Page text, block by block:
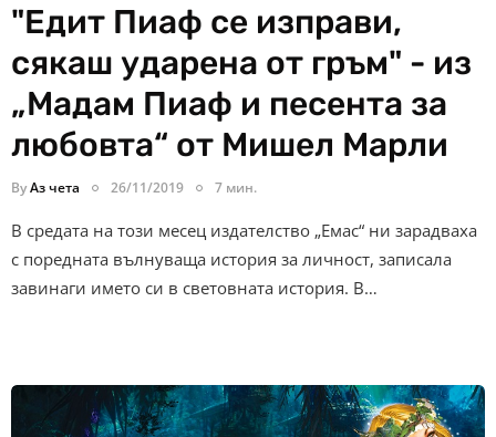
"Едит Пиаф се изправи,
сякаш ударена от гръм" - из
„Мадам Пиаф и песента за
любовта“ от Мишел Марли
ByАз чета 26/11/2019 7 мин.
В средата на този месец издателство „Емас“ ни зарадваха
с поредната вълнуваща история за личност, записала
завинаги името си в световната история. ‌В…